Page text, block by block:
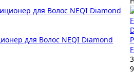
для Волос NEQI Diamond